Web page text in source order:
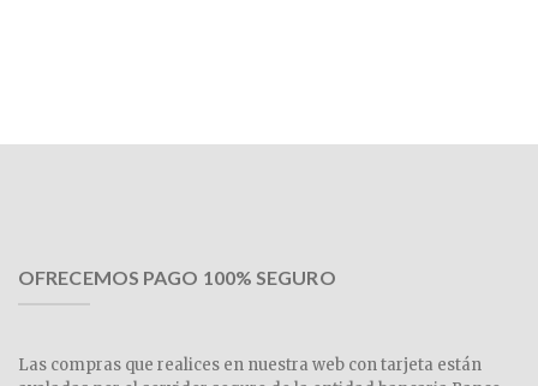
OFRECEMOS PAGO 100% SEGURO
Las compras que realices en nuestra web con tarjeta están